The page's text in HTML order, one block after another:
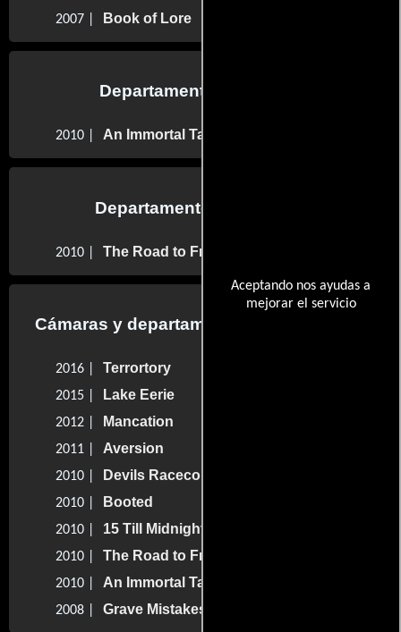
Aceptando nos ayudas a
mejorar el servicio
2007 | Book of Lore
Departamento de sonido
2010 | An Immortal Tale
Departamento de editorial
2010 | The Road to Freedom
Cámaras y departamento de electricidad
2016 | Terrortory
2015 | Lake Eerie
2012 | Mancation
2011 | Aversion
2010 | Devils Racecourse
2010 | Booted
2010 | 15 Till Midnight
2010 | The Road to Freedom
2010 | An Immortal Tale
2008 | Grave Mistakes